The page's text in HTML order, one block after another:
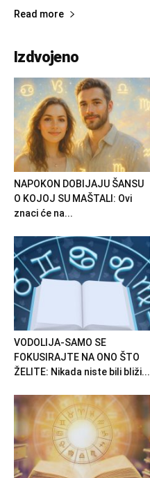
Read more
Izdvojeno
NAPOKON DOBIJAJU ŠANSU
O KOJOJ SU MAŠTALI: Ovi
znaci će na...
VODOLIJA-SAMO SE
FOKUSIRAJTE NA ONO ŠTO
ŽELITE: Nikada niste bili bliži...